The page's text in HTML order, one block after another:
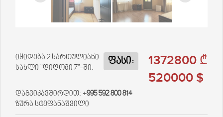
1372800 ₾
520000 $
ფასი:
იყიდება 2 სართულიანი
სახლი "დიღომი 7"-ში.
დაგვიკავშირდით: +995 592 800 814
ზურა სტეფანაშვილი